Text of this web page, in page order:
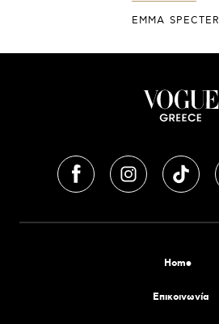
EMMA SPECTER
Home
Επικοινωνία